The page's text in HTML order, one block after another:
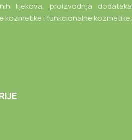
lijekova, proizvodnja dodataka
kozmetike i funkcionalne kozmetike.